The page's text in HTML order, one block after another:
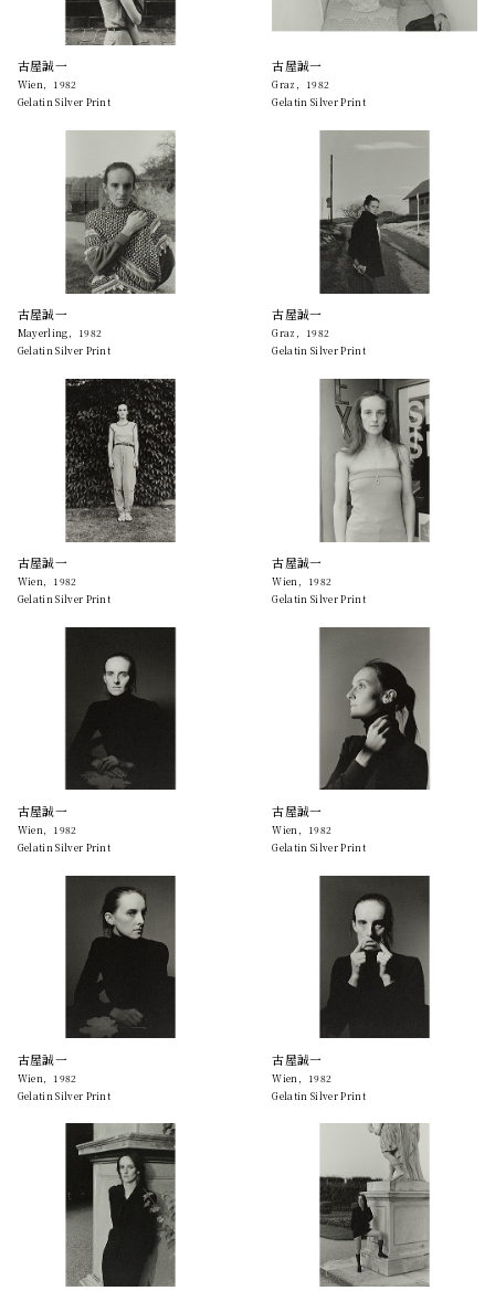
古屋誠一
Wien，1982
Gelatin Silver Print
古屋誠一
Graz，1982
Gelatin Silver Print
古屋誠一
Mayerling，1982
Gelatin Silver Print
古屋誠一
Graz，1982
Gelatin Silver Print
古屋誠一
Wien，1982
Gelatin Silver Print
古屋誠一
Wien，1982
Gelatin Silver Print
古屋誠一
Wien，1982
Gelatin Silver Print
古屋誠一
Wien，1982
Gelatin Silver Print
古屋誠一
Wien，1982
Gelatin Silver Print
古屋誠一
Wien，1982
Gelatin Silver Print